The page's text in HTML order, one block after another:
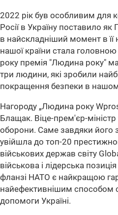
2022 рік був особливим для
Росії в Україну поставило
в найскладніший момент в її
нашої країни стала
року премія "Людина року"
три людини, які зробили
покращення безпеки в
Нагороду „Людина року
Блащак. Віце-прем'єр-міністр
оборони. Саме завдяки його
увійшла до топ-20
військових держав світу
військова і лідерська
фланзі НАТО є найкращою
найефективнішим способом
допомоги Україні.